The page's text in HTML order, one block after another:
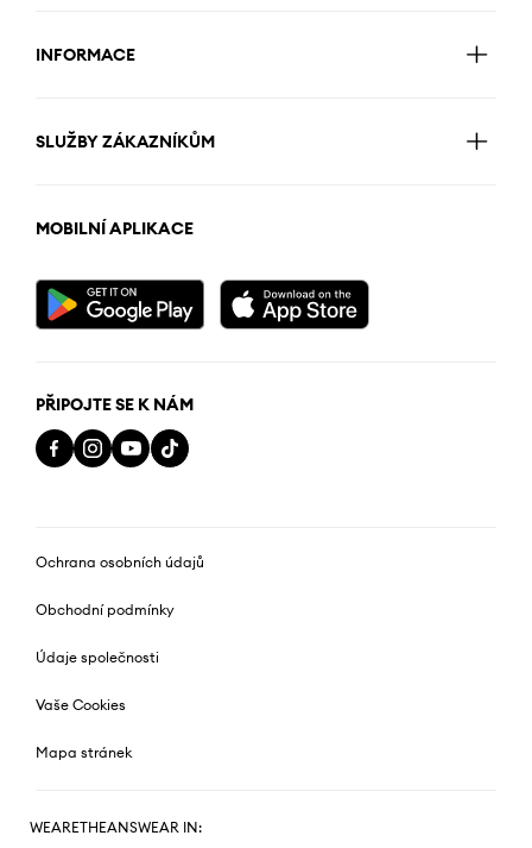
INFORMACE
SLUŽBY ZÁKAZNÍKŮM
MOBILNÍ APLIKACE
PŘIPOJTE SE K NÁM
Ochrana osobních údajů
Obchodní podmínky
Údaje společnosti
Vaše Cookies
Mapa stránek
WEARETHEANSWEAR IN: